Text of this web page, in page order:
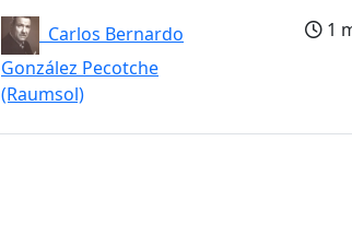
Carlos Bernardo
González Pecotche
(Raumsol)
1